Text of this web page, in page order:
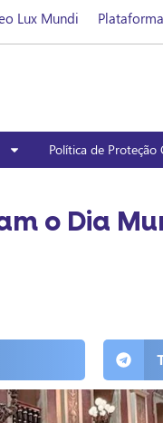
Lux Mundi
Política de Proteção
o Dia